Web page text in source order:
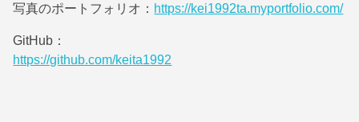
写真のポートフォリオ： https://kei1992ta.myportfolio.com/
GitHub：
https://github.com/keita1992